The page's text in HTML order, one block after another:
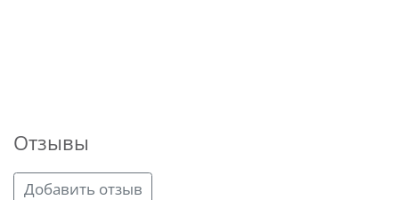
Отзывы
Добавить отзыв